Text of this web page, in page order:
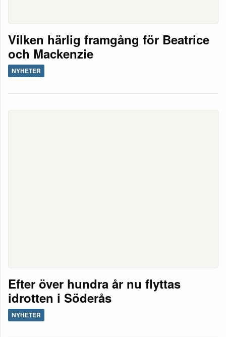
Vilken härlig framgång för Beatrice
och Mackenzie
NYHETER
Efter över hundra år nu flyttas
idrotten i Söderås
NYHETER